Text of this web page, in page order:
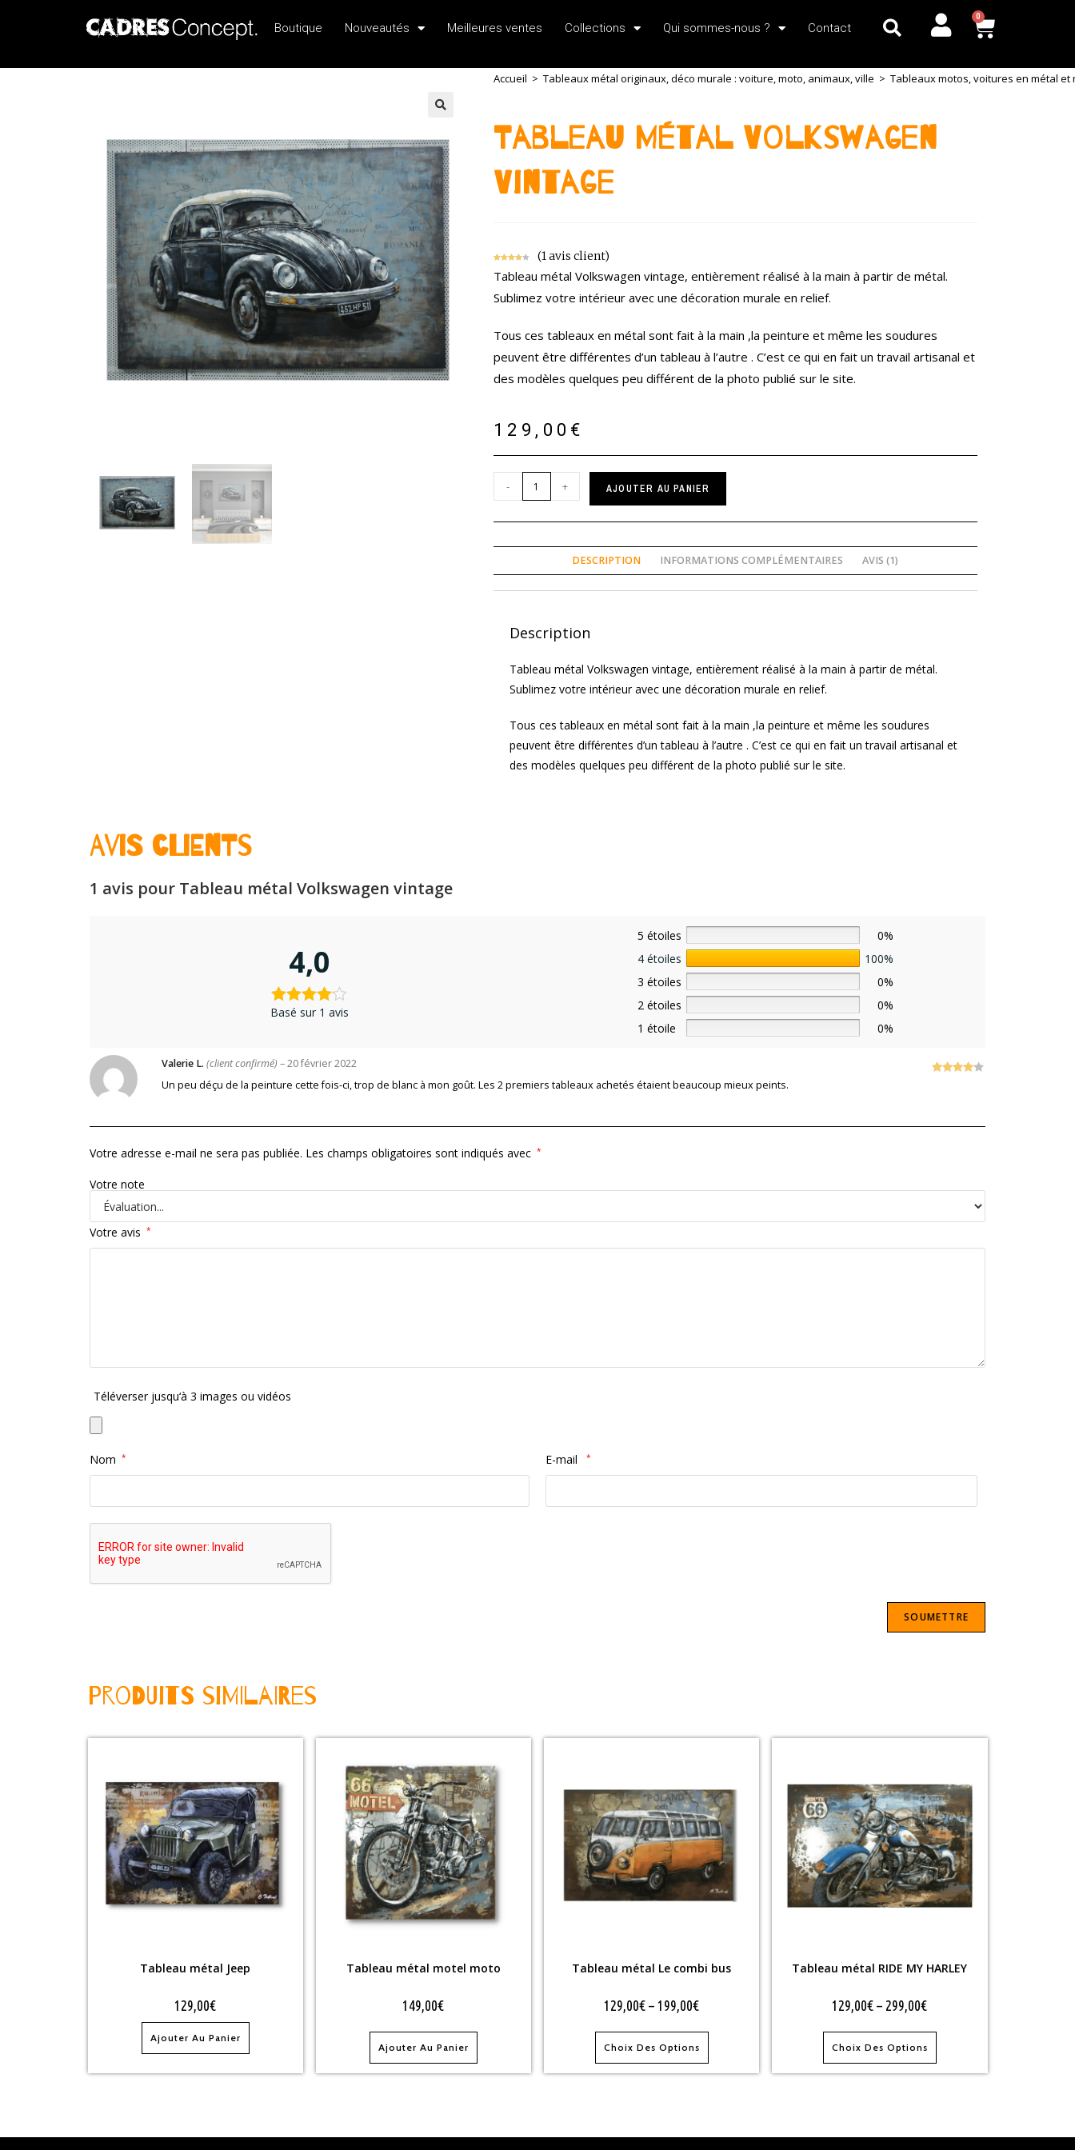
Boutique Nouveautés Meilleures ventes Collections Qui sommes-nous ? Contact
0
Accueil > Tableaux métal originaux, déco murale : voiture, moto, animaux, ville > Tableaux motos, voitures en métal
Tableau Métal Volkswagen
Vintage
sur 5
sur
(1avis client)
Tableau métal Volkswagen vintage, entièrement réalisé à la main à partir de métal.
Sublimez votre intérieur avec une décoration murale en relief.
Tous ces tableaux en métal sont fait à la main ,la peinture et même les soudures
peuvent être différentes d’un tableau à l’autre . C’est ce qui en fait un travail artisanal et
des modèles quelques peu différent de la photo publié sur le site.
129,00 €
- + AJOUTER AU PANIER
DESCRIPTION INFORMATIONS COMPLÉMENTAIRES AVIS (1)
Description
Tableau métal Volkswagen vintage, entièrement réalisé à la main à partir de métal.
Sublimez votre intérieur avec une décoration murale en relief.
Tous ces tableaux en métal sont fait à la main ,la peinture et même les soudures
peuvent être différentes d’un tableau à l’autre . C’est ce qui en fait un travail artisanal et
des modèles quelques peu différent de la photo publié sur le site.
Avis clients
1 avis pour Tableau métal Volkswagen vintage
4,0
Basé sur 1 avis
5 étoiles
0%
4 étoiles
100%
3 étoiles
0%
2 étoiles
0%
1 étoile
0%
Valerie L. (client confirmé) –20 février 2022
Un peu déçu de la peinture cette fois-ci, trop de blanc à mon goût. Les 2 premiers tableaux achetés étaient beaucoup mieux peints.
Votre adresse e-mail ne sera pas publiée. Les champs obligatoires sont indiqués avec *
Votre note
Votre avis *
Téléverser jusqu‘à 3 images ou vidéos
Nom * E-mail *
Produits Similaires
Tableau métal Jeep
129,00€
Ajouter Au Panier
Tableau métal motel moto
149,00€
Ajouter Au Panier
Tableau métal Le combi bus
129,00€ – 199,00€
Choix Des Options
Tableau métal RIDE MY HARLEY
129,00€ – 299,00€
Choix Des Options